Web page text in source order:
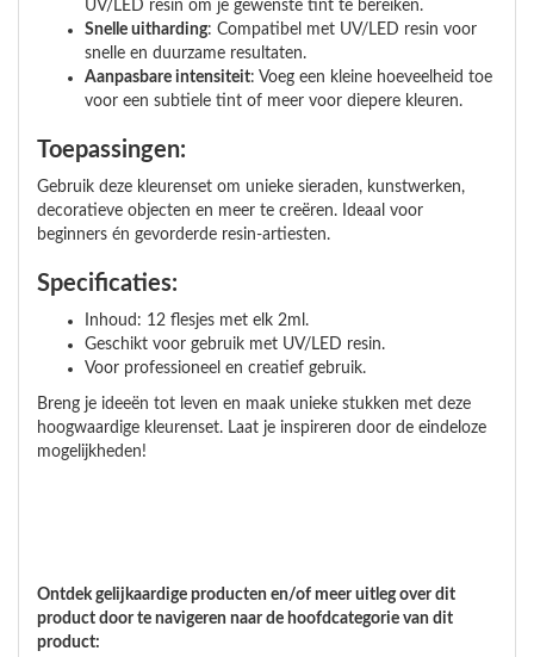
UV/LED resin om je gewenste tint te bereiken.
Snelle uitharding: Compatibel met UV/LED resin voor
snelle en duurzame resultaten.
Aanpasbare intensiteit: Voeg een kleine hoeveelheid toe
voor een subtiele tint of meer voor diepere kleuren.
Toepassingen:
Gebruik deze kleurenset om unieke sieraden, kunstwerken,
decoratieve objecten en meer te creëren. Ideaal voor
beginners én gevorderde resin-artiesten.
Specificaties:
Inhoud: 12 flesjes met elk 2ml.
Geschikt voor gebruik met UV/LED resin.
Voor professioneel en creatief gebruik.
Breng je ideeën tot leven en maak unieke stukken met deze
hoogwaardige kleurenset. Laat je inspireren door de eindeloze
mogelijkheden!
Ontdek gelijkaardige producten en/of meer uitleg over dit
product door te navigeren naar de hoofdcategorie van dit
product: